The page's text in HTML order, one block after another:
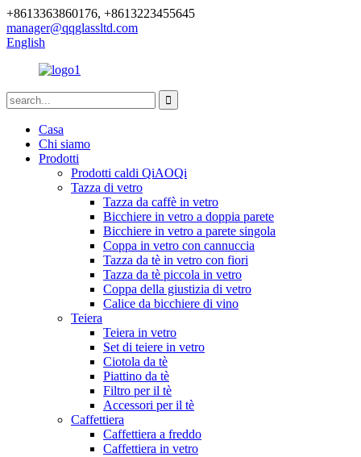
+8613363860176, +8613223455645
manager@qqglassltd.com
English
Casa
Chi siamo
Prodotti
Prodotti caldi QiAOQi
Tazza di vetro
Tazza da caffè in vetro
Bicchiere in vetro a doppia parete
Bicchiere in vetro a parete singola
Coppa in vetro con cannuccia
Tazza da tè in vetro con fiori
Tazza da tè piccola in vetro
Coppa della giustizia di vetro
Calice da bicchiere di vino
Teiera
Teiera in vetro
Set di teiere in vetro
Ciotola da tè
Piattino da tè
Filtro per il tè
Accessori per il tè
Caffettiera
Caffettiera a freddo
Caffettiera in vetro